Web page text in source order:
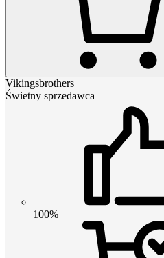
Vikingsbrothers
Świetny sprzedawca
100%